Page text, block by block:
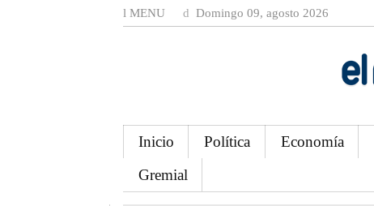
MENU Domingo 09, agosto 2026
Inicio Política Economía
Gremial